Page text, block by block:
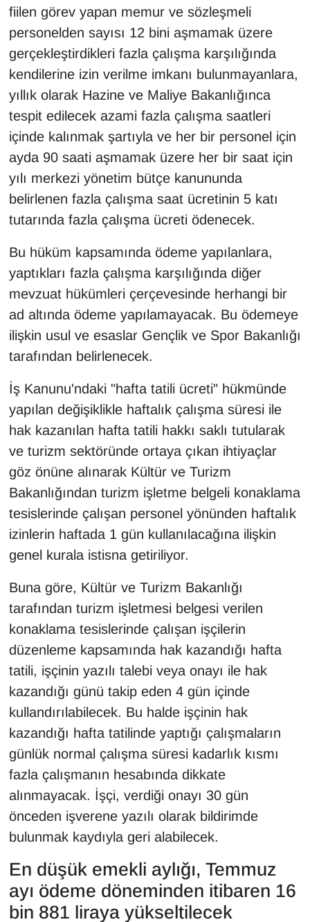
fiilen görev yapan memur ve sözleşmeli
personelden sayısı 12 bini aşmamak üzere
gerçekleştirdikleri fazla çalışma karşılığında
kendilerine izin verilme imkanı bulunmayanlara,
yıllık olarak Hazine ve Maliye Bakanlığınca
tespit edilecek azami fazla çalışma saatleri
içinde kalınmak şartıyla ve her bir personel için
ayda 90 saati aşmamak üzere her bir saat için
yılı merkezi yönetim bütçe kanununda
belirlenen fazla çalışma saat ücretinin 5 katı
tutarında fazla çalışma ücreti ödenecek.
Bu hüküm kapsamında ödeme yapılanlara,
yaptıkları fazla çalışma karşılığında diğer
mevzuat hükümleri çerçevesinde herhangi bir
ad altında ödeme yapılamayacak. Bu ödemeye
ilişkin usul ve esaslar Gençlik ve Spor Bakanlığı
tarafından belirlenecek.
İş Kanunu'ndaki "hafta tatili ücreti" hükmünde
yapılan değişiklikle haftalık çalışma süresi ile
hak kazanılan hafta tatili hakkı saklı tutularak
ve turizm sektöründe ortaya çıkan ihtiyaçlar
göz önüne alınarak Kültür ve Turizm
Bakanlığından turizm işletme belgeli konaklama
tesislerinde çalışan personel yönünden haftalık
izinlerin haftada 1 gün kullanılacağına ilişkin
genel kurala istisna getiriliyor.
Buna göre, Kültür ve Turizm Bakanlığı
tarafından turizm işletmesi belgesi verilen
konaklama tesislerinde çalışan işçilerin
düzenleme kapsamında hak kazandığı hafta
tatili, işçinin yazılı talebi veya onayı ile hak
kazandığı günü takip eden 4 gün içinde
kullandırılabilecek. Bu halde işçinin hak
kazandığı hafta tatilinde yaptığı çalışmaların
günlük normal çalışma süresi kadarlık kısmı
fazla çalışmanın hesabında dikkate
alınmayacak. İşçi, verdiği onayı 30 gün
önceden işverene yazılı olarak bildirimde
bulunmak kaydıyla geri alabilecek.
En düşük emekli aylığı, Temmuz
ayı ödeme döneminden itibaren 16
bin 881 liraya yükseltilecek